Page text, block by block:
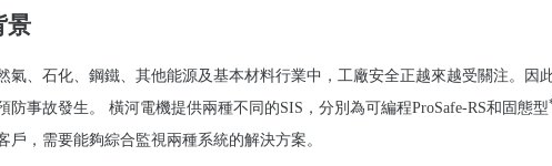
景
氣、石化、鋼鐵、其他能源及基本材料行業中，工廠安全正越來越受關注。
防事故發生。 橫河電機提供兩種不同的SIS，分別為可編程ProSafe-RS和 固態型
戶，需要能夠綜合監視兩種系統的解決方案。